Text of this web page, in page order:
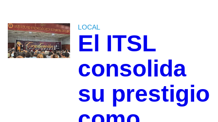
LOCAL
El ITSL
consolida
su prestigio